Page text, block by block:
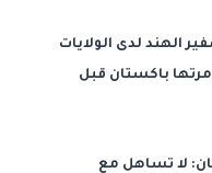
الهند لدى الولايات
باكستان قبل
لا تساهل مع